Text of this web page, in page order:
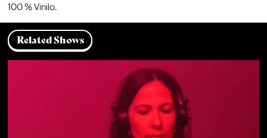
100 % Vinilo.
Related Shows